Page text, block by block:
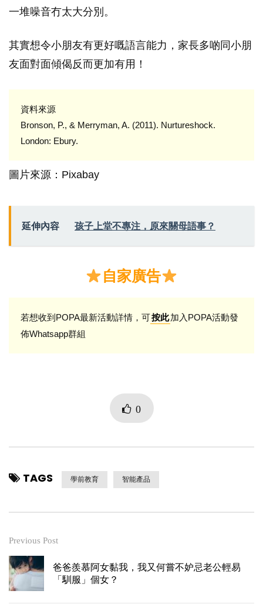
一堆噪音冇太大分別。
其實想令小朋友有更好嘅語言能力，家長多啲同小朋
友面對面傾偈反而更加有用！
資料來源
Bronson, P., & Merryman, A. (2011). Nurtureshock.
London: Ebury.
圖片來源：Pixabay
延伸內容 孩子上堂不專注，原來關母語事？
自家廣告
若想收到POPA最新活動詳情，可按此加入POPA活動發
佈Whatsapp群組
0
TAGS 學前教育 智能產品
Previous Post
爸爸羨慕阿女黏我，我又何嘗不妒忌老公輕易
「馴服」個女？